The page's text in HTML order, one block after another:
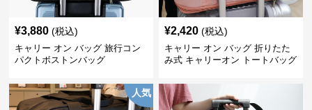
¥3,880 (税込)
キャリー オン バッグ 旅行コン
パクトボストンバッグ
¥2,420 (税込)
キャリー オン バッグ 折りたた
み式 キャリーオン トートバッグ
人気